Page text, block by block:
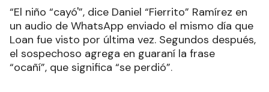
“El niño “cayó'”, dice Daniel “Fierrito” Ramírez en
un audio de WhatsApp enviado el mismo día que
Loan fue visto por última vez. Segundos después,
el sospechoso agrega en guaraní la frase
“ocañí”, que significa “se perdió”.